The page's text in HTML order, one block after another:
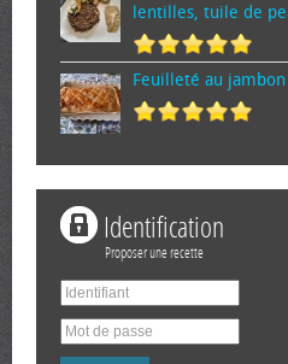
lentilles, tuile de
Feuilleté au
Identification
Proposer une recette